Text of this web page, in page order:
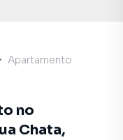
Apartamento
no
Chata,